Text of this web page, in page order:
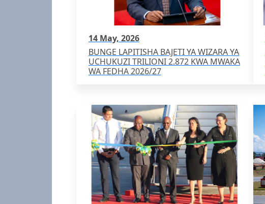
14 May, 2026
BUNGE LAPITISHA BAJETI YA WIZARA YA
UCHUKUZI TRILIONI 2.872 KWA MWAKA
WA FEDHA 2026/27